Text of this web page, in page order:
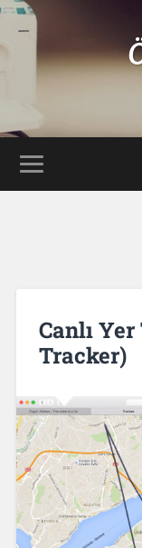
Canlı
Tracker)